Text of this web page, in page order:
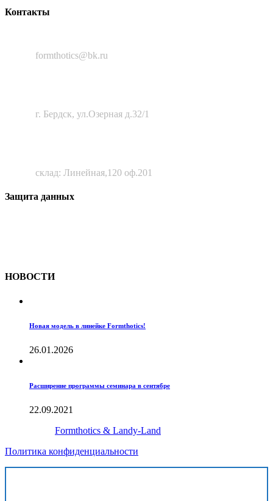
Контакты
formthotics@bk.ru
г. Бердск, ул.Озерная д.32/1
склад: Линейная,120 оф.201
Защита данных
НОВОСТИ
Новая модель в линейке Formthotics!
26.01.2026
Расширение программы семинара в сентябре
22.09.2021
Formthotics & Landy-Land
Политика конфиденциальности